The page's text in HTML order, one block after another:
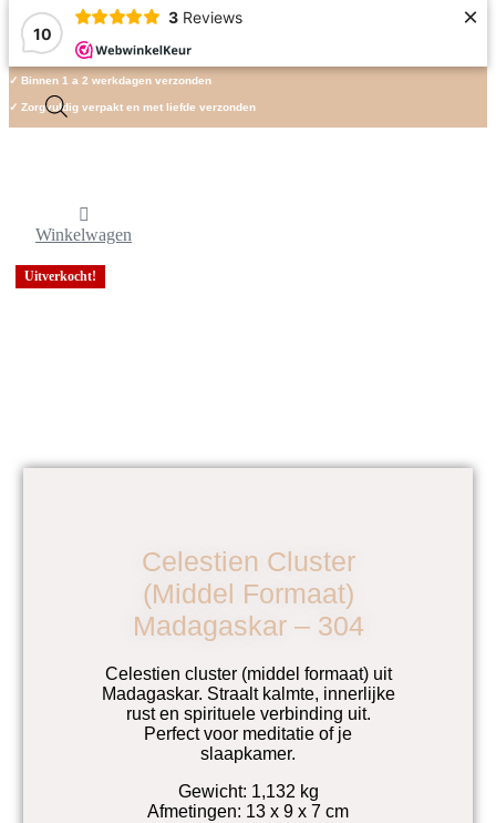
10
3 Reviews ×
Ga
de
✓ Gratis verzending vanaf €75,- (NL)
✓ Binnen 1 a 2 werkdagen verzonden
✓ Zorgvuldig verpakt en met liefde verzonden
Winkelwagen
Uitverkocht!
Celestien Cluster
(middel Formaat)
Madagaskar – 304
Celestien cluster (middel formaat) uit
Madagaskar. Straalt kalmte, innerlijke
rust en spirituele verbinding uit.
Perfect voor meditatie of je
slaapkamer.
Gewicht: 1,132 kg
Afmetingen: 13 x 9 x 7 cm